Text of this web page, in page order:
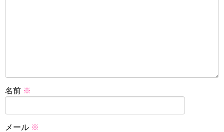
名前 ※
メール ※